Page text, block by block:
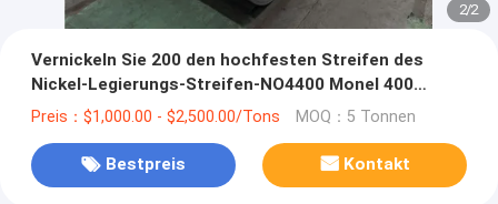
2/2
Vernickeln Sie 200 den hochfesten Streifen des
Nickel-Legierungs-Streifen-NO4400 Monel 400
Inconel 600 Incoloy 800
Preis：$1,000.00 - $2,500.00/Tons MOQ：5 Tonnen
Bestpreis Kontakt